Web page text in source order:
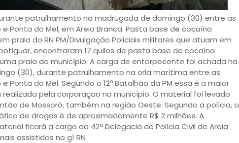
patrulhamento na madrugada de domingo (30) entre as
Ponta do Mel, em Areia Branca. Pasta base de cocaína
praia do RN PM/Divulgação Policiais militares que atuam em
encontraram 17 quilos de pasta base de cocaína
praia do município. A carga de entorpecente foi achada na
(30), durante patrulhamento na orla marítima entre as
Ponta do Mel. Segundo o 12º Batalhão da PM essa é a maior
pela corporação no município. O material foi levado
de Mossoró, também na região Oeste. Segundo a polícia, o
de drogas é de aproximadamente R$ 2 milhões. A
ficará a cargo da 42ª Delegacia de Polícia Civil de Areia
assistidos no g1 RN